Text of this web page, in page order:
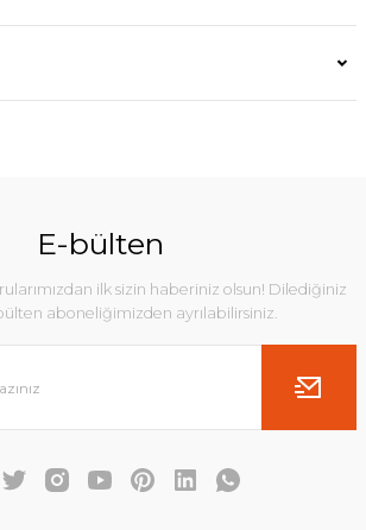
E-bülten
ilk sizin haberiniz olsun! Dilediğiniz
aboneliğimizden ayrılabilirsiniz.